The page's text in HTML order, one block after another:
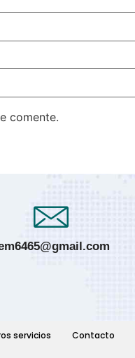
comente.
servicios Contacto